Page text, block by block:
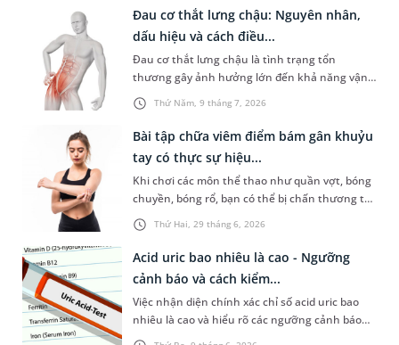
khiến nhiều người lo lắng không biết người bị
bệnh gút sống được bao lâu sau khi phát hiện
bệnh. Vậy bệnh gút có thực sự nguy hiểm và
điều trị có phức tạp không?
Thứ Năm, 9 tháng 7, 2026
Đau cơ thắt lưng chậu: Nguyên nhân,
dấu hiệu và cách điều...
Đau cơ thắt lưng chậu là tình trạng tổn
thương gây ảnh hưởng lớn đến khả năng vận
động hàng ngày. Việc nhận biết sớm dấu hiệu
và điều trị đúng cách sẽ giúp bạn phòng ngừa
các biến chứng nguy hiểm cho cột sống và
khớp hông, tránh nguy cơ đau nhức mạn tính
dai dẳng.
Thứ Hai, 29 tháng 6, 2026
Bài tập chữa viêm điểm bám gân khuỷu
tay có thực sự hiệu...
Khi chơi các môn thể thao như quần vợt, bóng
chuyền, bóng rổ, bạn có thể bị chấn thương tại
vùng khuỷu tay dẫn đến viêm điểm bám gân.
Bên cạnh điều trị bằng thuốc, vật lý trị liệu,
nhiều người còn áp dụng một số bài tập chữa
viêm điểm bám gân khuỷu tay tại nhà. Vậy,
những bài tập này có thực sự hiệu quả không?
Acid uric bao nhiêu là cao - Ngưỡng
cảnh báo và cách kiểm...
Việc nhận diện chính xác chỉ số acid uric bao
nhiêu là cao và hiểu rõ các ngưỡng cảnh báo
rất quan trọng để ngăn ngừa các biến chứng